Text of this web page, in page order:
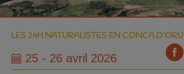
LES 24H NATURALISTES EN CONCA D’ORU
25 - 26 avril 2026